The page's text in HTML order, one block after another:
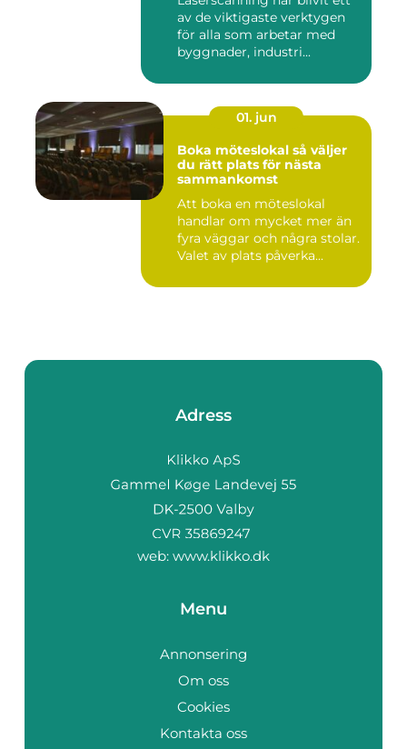
av de viktigaste verktygen
för alla som arbetar med
byggnader, industri...
01. jun
Boka möteslokal så väljer
du rätt plats för nästa
sammankomst
Att boka en möteslokal
handlar om mycket mer än
fyra väggar och några stolar.
Valet av plats påverka...
Adress
web: www.klikko.dk
Menu
Annonsering
Om oss
Cookies
Kontakta oss